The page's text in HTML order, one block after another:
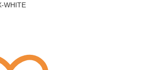
WHITE